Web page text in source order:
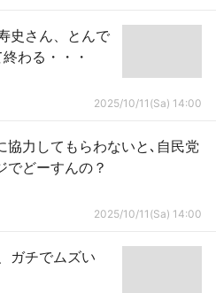
史さん、とんで
わる・・・
2025/10/11(Sa) 14:00
力してもらわないと､自民党
でどーすんの？
2025/10/11(Sa) 14:00
ガチでムズい